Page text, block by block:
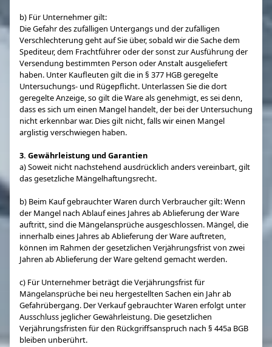
b) Für Unternehmer gilt:
Die Gefahr des zufälligen Untergangs und der zufälligen
Verschlechterung geht auf Sie über, sobald wir die Sache dem
Spediteur, dem Frachtführer oder der sonst zur Ausführung der
Versendung bestimmten Person oder Anstalt ausgeliefert
haben. Unter Kaufleuten gilt die in § 377 HGB geregelte
Untersuchungs- und Rügepflicht. Unterlassen Sie die dort
geregelte Anzeige, so gilt die Ware als genehmigt, es sei denn,
dass es sich um einen Mangel handelt, der bei der Untersuchung
nicht erkennbar war. Dies gilt nicht, falls wir einen Mangel
arglistig verschwiegen haben.
3. Gewährleistung und Garantien
a) Soweit nicht nachstehend ausdrücklich anders vereinbart, gilt
das gesetzliche Mängelhaftungsrecht.
b) Beim Kauf gebrauchter Waren durch Verbraucher gilt: Wenn
der Mangel nach Ablauf eines Jahres ab Ablieferung der Ware
auftritt, sind die Mängelansprüche ausgeschlossen. Mängel, die
innerhalb eines Jahres ab Ablieferung der Ware auftreten,
können im Rahmen der gesetzlichen Verjährungsfrist von zwei
Jahren ab Ablieferung der Ware geltend gemacht werden.
c) Für Unternehmer beträgt die Verjährungsfrist für
Mängelansprüche bei neu hergestellten Sachen ein Jahr ab
Gefahrübergang. Der Verkauf gebrauchter Waren erfolgt unter
Ausschluss jeglicher Gewährleistung. Die gesetzlichen
Verjährungsfristen für den Rückgriffsanspruch nach § 445a BGB
bleiben unberührt.